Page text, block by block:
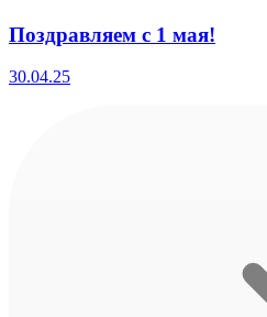
Поздравляем с 1 мая!
30.04.25